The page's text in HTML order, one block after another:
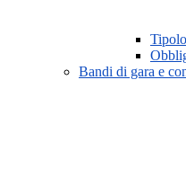
Bandi di gara e